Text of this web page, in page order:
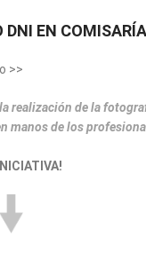
DNI EN
>>
realización de la
manos de los